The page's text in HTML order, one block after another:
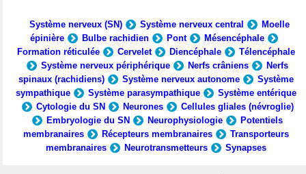
Système nerveux (SN) Système nerveux central
Moelle
épinière
Bulbe rachidien Pont
Mésencéphale
Formation réticulée
Cervelet Diencéphale
Télencéphale
Système nerveux périphérique
Nerfs crâniens
Nerfs
spinaux (rachidiens)
Système nerveux autonome
Système
sympathique
Système parasympathique
Système entérique
Cytologie du SN
Neurones
Cellules gliales (névroglie)
Embryologie du SN
Neurophysiologie
Potentiels
membranaires
Récepteurs membranaires
Transporteurs
membranaires
Neurotransmetteurs Synapses